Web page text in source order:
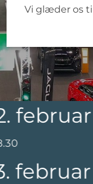
Vi glæder os
februar
februar